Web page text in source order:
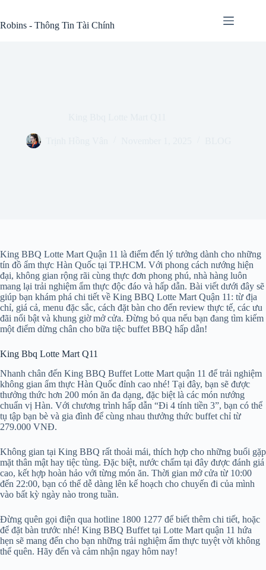
content
Robins - Thông Tin Tài Chính
King BBQ Lotte Mart Quận 11 là điểm đến lý tưởng dành cho những
tín đồ ẩm thực Hàn Quốc tại TP.HCM. Với phong cách nướng hiện
đại, không gian rộng rãi cùng thực đơn phong phú, nhà hàng luôn
mang lại trải nghiệm ẩm thực độc đáo và hấp dẫn. Bài viết dưới đây sẽ
giúp bạn khám phá chi tiết về King BBQ Lotte Mart Quận 11: từ địa
chỉ, giá cả, menu đặc sắc, cách đặt bàn cho đến review thực tế, các ưu
đãi nổi bật và khung giờ mở cửa. Đừng bỏ qua nếu bạn đang tìm kiếm
một điểm dừng chân cho bữa tiệc buffet BBQ hấp dẫn!
King Bbq Lotte Mart Q11
Nhanh chân đến King BBQ Buffet Lotte Mart quận 11 để trải nghiệm
không gian ẩm thực Hàn Quốc đỉnh cao nhé! Tại đây, bạn sẽ được
thưởng thức hơn 200 món ăn đa dạng, đặc biệt là các món nướng
chuẩn vị Hàn. Với chương trình hấp dẫn “Đi 4 tính tiền 3”, bạn có thể
tụ tập bạn bè và gia đình để cùng nhau thưởng thức buffet chỉ từ
279.000 VNĐ.
Không gian tại King BBQ rất thoải mái, thích hợp cho những buổi gặp
mặt thân mật hay tiệc tùng. Đặc biệt, nước chấm tại đây được đánh giá
cao, kết hợp hoàn hảo với từng món ăn. Thời gian mở cửa từ 10:00
đến 22:00, bạn có thể dễ dàng lên kế hoạch cho chuyến đi của mình
vào bất kỳ ngày nào trong tuần.
Đừng quên gọi điện qua hotline 1800 1277 để biết thêm chi tiết, hoặc
để đặt bàn trước nhé! King BBQ Buffet tại Lotte Mart quận 11 hứa
hẹn sẽ mang đến cho bạn những trải nghiệm ẩm thực tuyệt vời không
thể quên. Hãy đến và cảm nhận ngay hôm nay!